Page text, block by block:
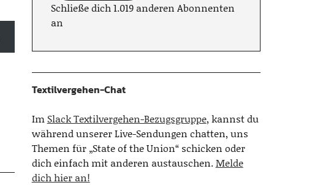
Schließe dich 1.019 anderen Abonnenten
an
Textilvergehen-Chat
Im Slack Textilvergehen-Bezugsgruppe, kannst du
während unserer Live-Sendungen chatten, uns
Themen für „State of the Union“ schicken oder
dich einfach mit anderen austauschen.Melde
dich hier an!